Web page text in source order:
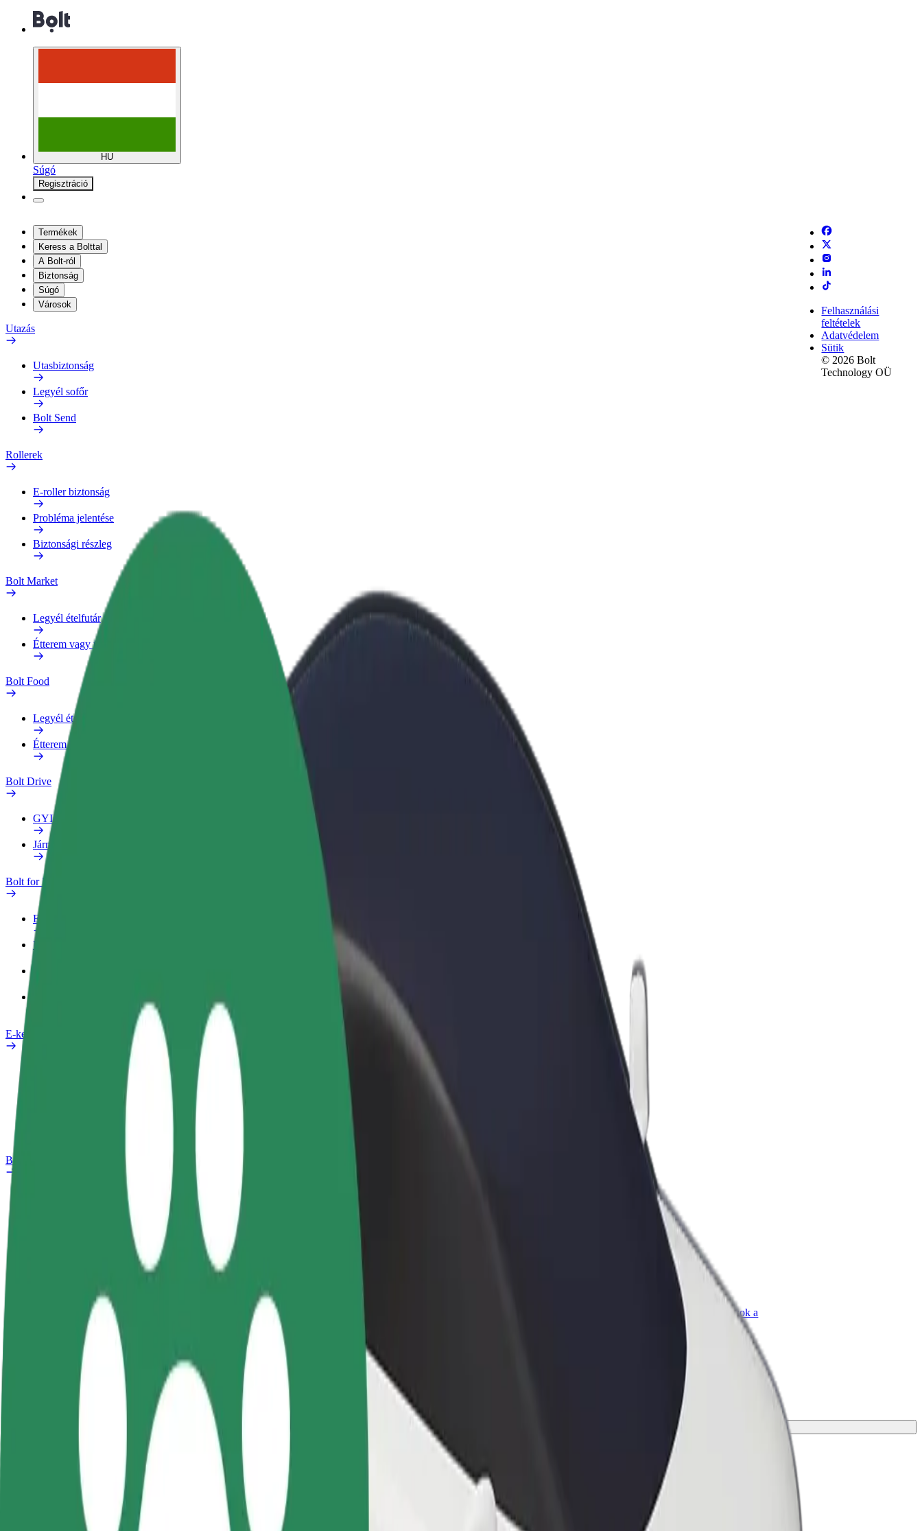
HU
Súgó
Regisztráció
Termékek
Keress a Bolttal
A Bolt-ról
Biztonság
Súgó
Városok
Utazás
Utasbiztonság
Legyél sofőr
Bolt Send
Rollerek
E-roller biztonság
Probléma jelentése
Biztonsági részleg
Bolt Market
Legyél ételfutár
Étterem vagy üzlet hozzáadása
Bolt Food
Legyél ételfutár
Étterem vagy üzlet hozzáadása
Bolt Drive
GYIK
Jármű jelentése
Bolt for Business
Előnyök
Üzleti profil
E-kerékpárok
Bolt Plus
Pénzkereseti lehetőség
igényeidre szabva
Legyél futár és részesülj heti
Bolt for Business
Bolt termékek és szolgáltatások a
vállalatodra szabva
Felhasználási
feltételek
Adatvédelem
Sütik
© 2026 Bolt
Technology OÜ
Utazás EXBUD Arena és Main Square között
A leggyorsabb utat keresed EXBUD Arena és Main Square között? Fedezd fel szolgáltatásainkat, és találd meg a tökéletes megoldást az utazásodhoz.
Irány az alkalmazás
Main Square
A kényelem és komfort már csak pár érintésre van!